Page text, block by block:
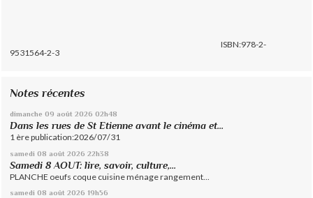
ISBN:978-2-
9531564-2-3
Notes récentes
dimanche 09 août 2026 02h48
Dans les rues de St Etienne avant le cinéma et...
1 ère publication:2026/07/31
samedi 08 août 2026 22h38
Samedi 8 AOUT: lire, savoir, culture,...
PLANCHE oeufs coque cuisine ménage rangement...
samedi 08 août 2026 19h56